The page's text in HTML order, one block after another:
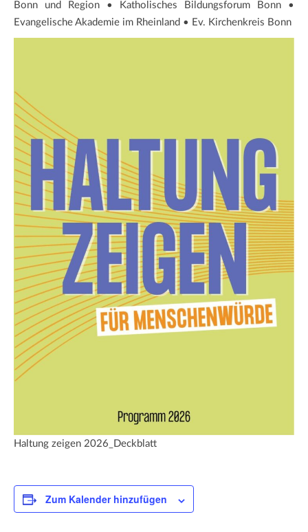
Bonn und Region • Katholisches Bildungsforum Bonn •
Evangelische Akademie im Rheinland • Ev. Kirchenkreis Bonn
Haltung zeigen 2026_Deckblatt
Zum Kalender hinzufügen